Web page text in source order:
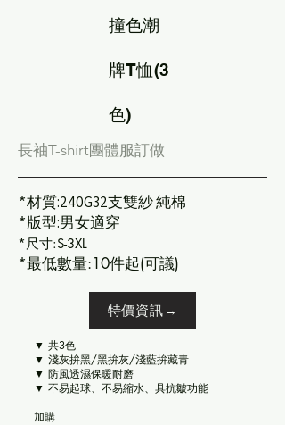
撞色潮
牌T恤(3
色)
長袖T-shirt團體服訂做
*材質:240G32支雙紗 純棉
*版型:男女適穿
*尺寸:S-3XL
*最低數量:10件起(可議)
特價資訊→
▼ 共3色
▼ 淺灰拚黑/黑拚灰/淺藍拚藏青
▼ 防風透濕保暖耐磨
▼ 不易起球、不易縮水、具抗皺功能
​加購